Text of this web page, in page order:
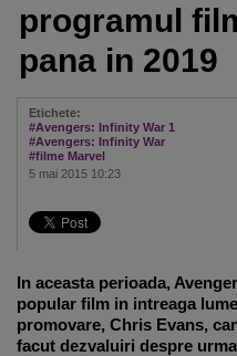
programul
pana in 2019
Etichete:
#Avengers: Infinity War 1
#Avengers: Infinity War
#filme Marvel
5 mai 2015 10:23
In aceasta perioada,
popular film in intreaga
promovare, Chris Evans,
facut dezvaluiri despre